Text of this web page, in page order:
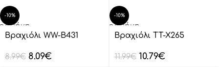
-10%
Βραχιόλι WW-B431
8.99€ 8.09€
-10%
Προσθήκη
καλάθι
Βραχιόλι TT-X265
11.99€ 10.79€